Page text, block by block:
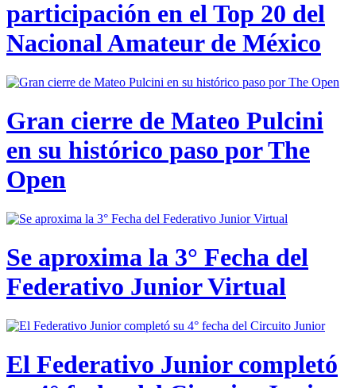
participación en el Top 20 del
Nacional Amateur de México
Gran cierre de Mateo Pulcini
en su histórico paso por The
Open
Se aproxima la 3° Fecha del
Federativo Junior Virtual
El Federativo Junior completó